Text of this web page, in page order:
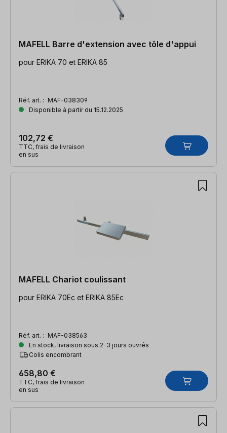
MAFELL Barre d'extension avec tôle d'appui
pour ERIKA 70 et ERIKA 85
Réf. art. : MAF-038309
Disponible à partir du 15.12.2025
102,72 €
TTC, frais de livraison
en sus
MAFELL Chariot coulissant
pour ERIKA 70Ec et ERIKA 85Ec
Réf. art. : MAF-038563
En stock, livraison sous 2-3 jours ouvrés
Colis encombrant
658,80 €
TTC, frais de livraison
en sus